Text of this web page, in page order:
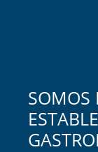
SOMOS